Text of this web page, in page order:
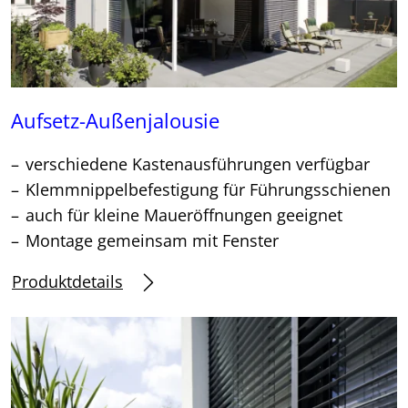
Aufsetz-Außenjalousie
verschiedene Kastenausführungen verfügbar
Klemmnippelbefestigung für Führungsschienen
auch für kleine Maueröffnungen geeignet
Montage gemeinsam mit Fenster
Produktdetails